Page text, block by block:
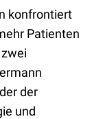
konfrontiert
Patienten
der
und